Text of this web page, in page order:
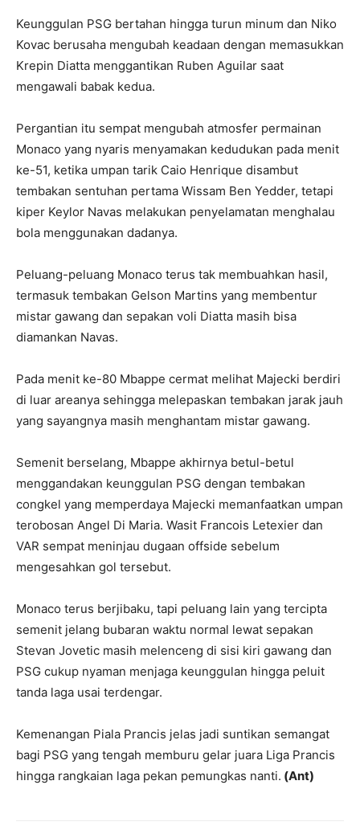
Keunggulan PSG bertahan hingga turun minum dan Niko
Kovac berusaha mengubah keadaan dengan memasukkan
Krepin Diatta menggantikan Ruben Aguilar saat
mengawali babak kedua.
Pergantian itu sempat mengubah atmosfer permainan
Monaco yang nyaris menyamakan kedudukan pada menit
ke-51, ketika umpan tarik Caio Henrique disambut
tembakan sentuhan pertama Wissam Ben Yedder, tetapi
kiper Keylor Navas melakukan penyelamatan menghalau
bola menggunakan dadanya.
Peluang-peluang Monaco terus tak membuahkan hasil,
termasuk tembakan Gelson Martins yang membentur
mistar gawang dan sepakan voli Diatta masih bisa
diamankan Navas.
Pada menit ke-80 Mbappe cermat melihat Majecki berdiri
di luar areanya sehingga melepaskan tembakan jarak jauh
yang sayangnya masih menghantam mistar gawang.
Semenit berselang, Mbappe akhirnya betul-betul
menggandakan keunggulan PSG dengan tembakan
congkel yang memperdaya Majecki memanfaatkan umpan
terobosan Angel Di Maria. Wasit Francois Letexier dan
VAR sempat meninjau dugaan offside sebelum
mengesahkan gol tersebut.
Monaco terus berjibaku, tapi peluang lain yang tercipta
semenit jelang bubaran waktu normal lewat sepakan
Stevan Jovetic masih melenceng di sisi kiri gawang dan
PSG cukup nyaman menjaga keunggulan hingga peluit
tanda laga usai terdengar.
Kemenangan Piala Prancis jelas jadi suntikan semangat
bagi PSG yang tengah memburu gelar juara Liga Prancis
hingga rangkaian laga pekan pemungkas nanti. (Ant)